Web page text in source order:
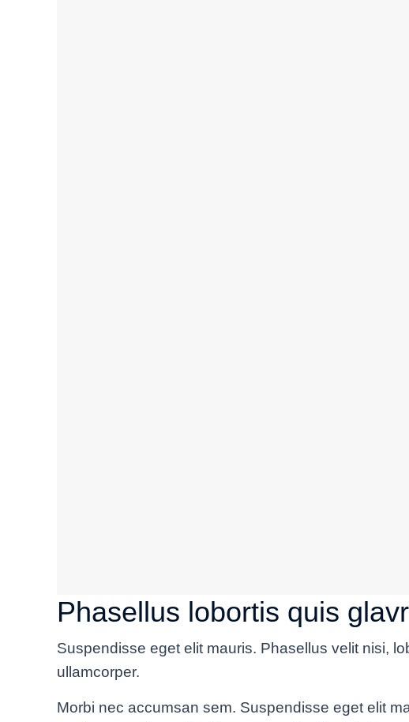
Phasellus lobortis quis
Suspendisse eget elit mauris. Phasellus velit nisi,
ullamcorper.
Morbi nec accumsan sem. Suspendisse eget elit